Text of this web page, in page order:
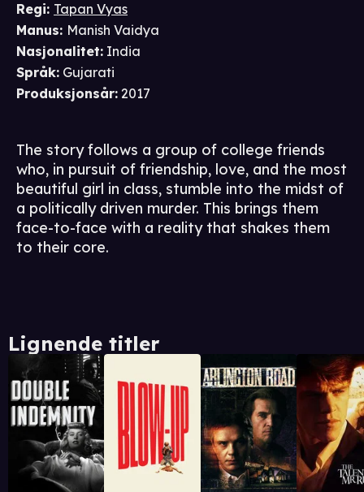
Regi: Tapan Vyas
Manus: Manish Vaidya
Nasjonalitet: India
Språk: Gujarati
Produksjonsår: 2017
The story follows a group of college friends
who, in pursuit of friendship, love, and the most
beautiful girl in class, stumble into the midst of
a politically driven murder. This brings them
face-to-face with a reality that shakes them
to their core.
Lignende titler